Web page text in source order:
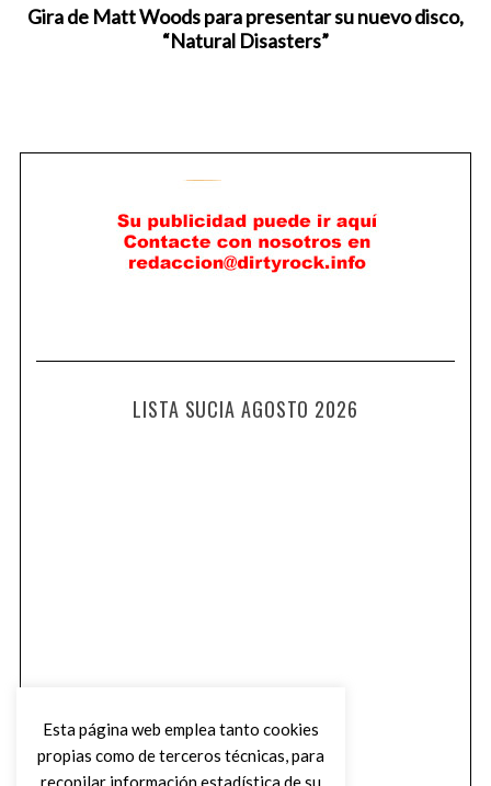
Gira de Matt Woods para presentar su nuevo disco,
“Natural Disasters”
LISTA SUCIA AGOSTO 2026
Esta página web emplea tanto cookies
propias como de terceros técnicas, para
recopilar información estadística de su